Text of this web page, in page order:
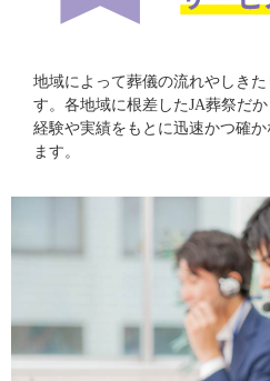
地域によって葬儀の流れやしき
す。各地域に根差したJA葬祭だ
経験や実績をもとに迅速かつ確
ます。